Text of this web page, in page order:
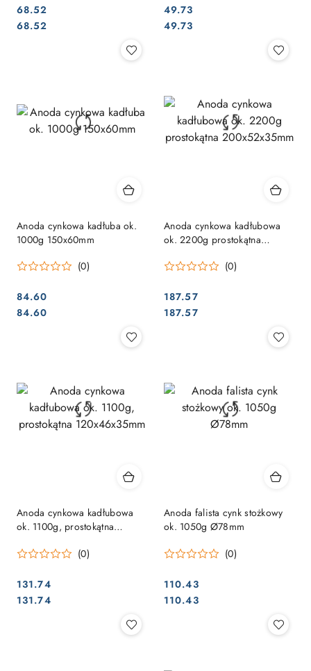
Cena:
68.52
Cena:
68.52 Cena:
49.73
Cena:
49.73
Anoda cynkowa kadłuba ok.
1000g 150x60mm
(0)
Cena:
84.60
Cena:
84.60
Anoda cynkowa kadłubowa
ok. 2200g prostokątna
(0)
Cena:
187.57
Cena:
187.57
Anoda cynkowa kadłubowa
ok. 1100g, prostokątna
(0)
Cena:
131.74
Cena:
131.74
Anoda falista cynk stożkowy
ok. 1050g Ø78mm
(0)
Cena:
110.43
Cena:
110.43